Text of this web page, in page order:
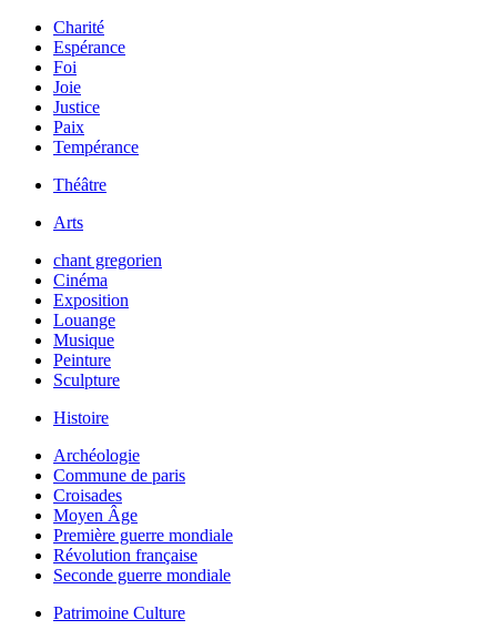
Charité
Espérance
Foi
Joie
Justice
Paix
Tempérance
Théâtre
Arts
chant gregorien
Cinéma
Exposition
Louange
Musique
Peinture
Sculpture
Histoire
Archéologie
Commune de paris
Croisades
Moyen Âge
Première guerre mondiale
Révolution française
Seconde guerre mondiale
Patrimoine Culture